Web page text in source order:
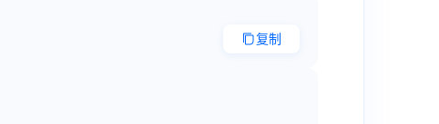
复制